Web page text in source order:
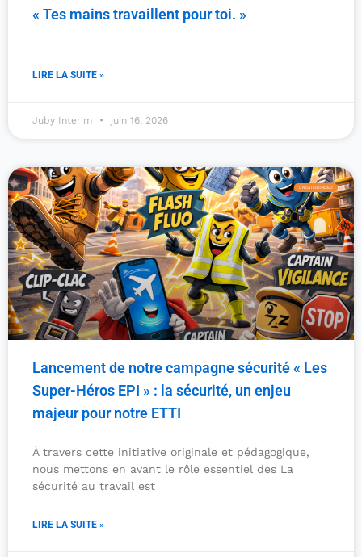
« Tes mains travaillent pour toi. »
LIRE LA SUITE »
Juby Interim juin 16, 2026
UNCATEGORIZED
Lancement de notre campagne sécurité « Les
Super-Héros EPI » : la sécurité, un enjeu
majeur pour notre ETTI
À travers cette initiative originale et pédagogique,
nous mettons en avant le rôle essentiel des La
sécurité au travail est
LIRE LA SUITE »